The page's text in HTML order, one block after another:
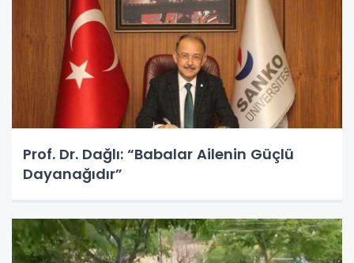
Prof. Dr. Dağlı: “Babalar Ailenin Güçlü
Dayanağıdır”